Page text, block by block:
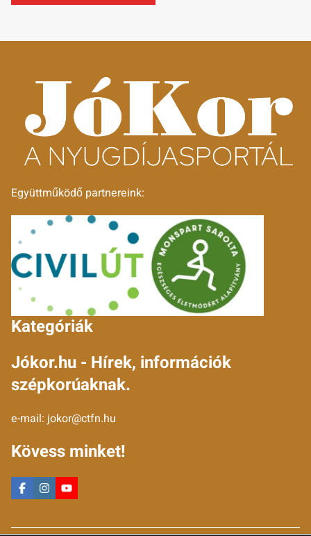
Együttműködő partnereink:
Kategóriák
Jókor.hu - Hírek, információk
szépkorúaknak.
e-mail: jokor@ctfn.hu
Kövess minket!